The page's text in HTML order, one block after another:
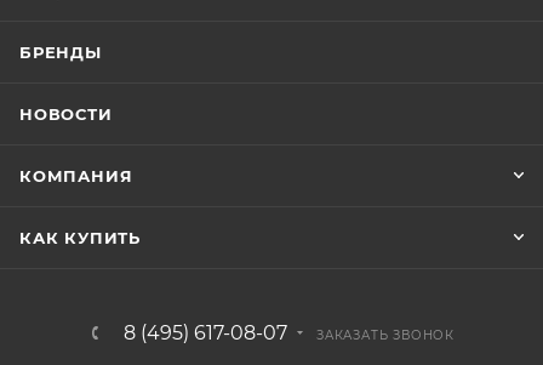
БРЕНДЫ
НОВОСТИ
КОМПАНИЯ
КАК КУПИТЬ
8 (495) 617-08-07 ЗАКАЗАТЬ ЗВОНОК